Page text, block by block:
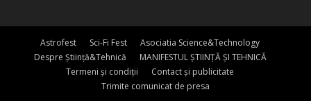
Astrofest Sci-Fi Fest
Asociatia Science&Technology
Despre Știință&Tehnică
MANIFESTUL ȘTIINȚĂ ȘI TEHNICĂ
Termeni și condiții
Contact și publicitate
Trimite comunicat de presa